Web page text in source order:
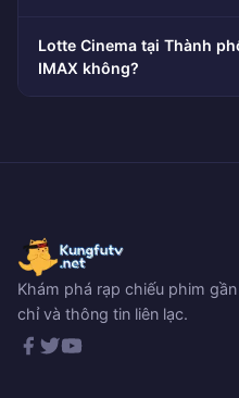
Lotte Cinema tại Thành
IMAX không?
Khám phá rạp chiếu phim
chỉ và thông tin liên lạc.